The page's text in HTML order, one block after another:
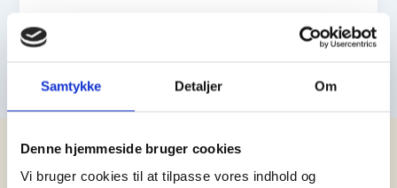
Samtykke Detaljer Om
Denne hjemmeside bruger cookies
Vi bruger cookies til at tilpasse vores indhold og
or delete it, then start writing!